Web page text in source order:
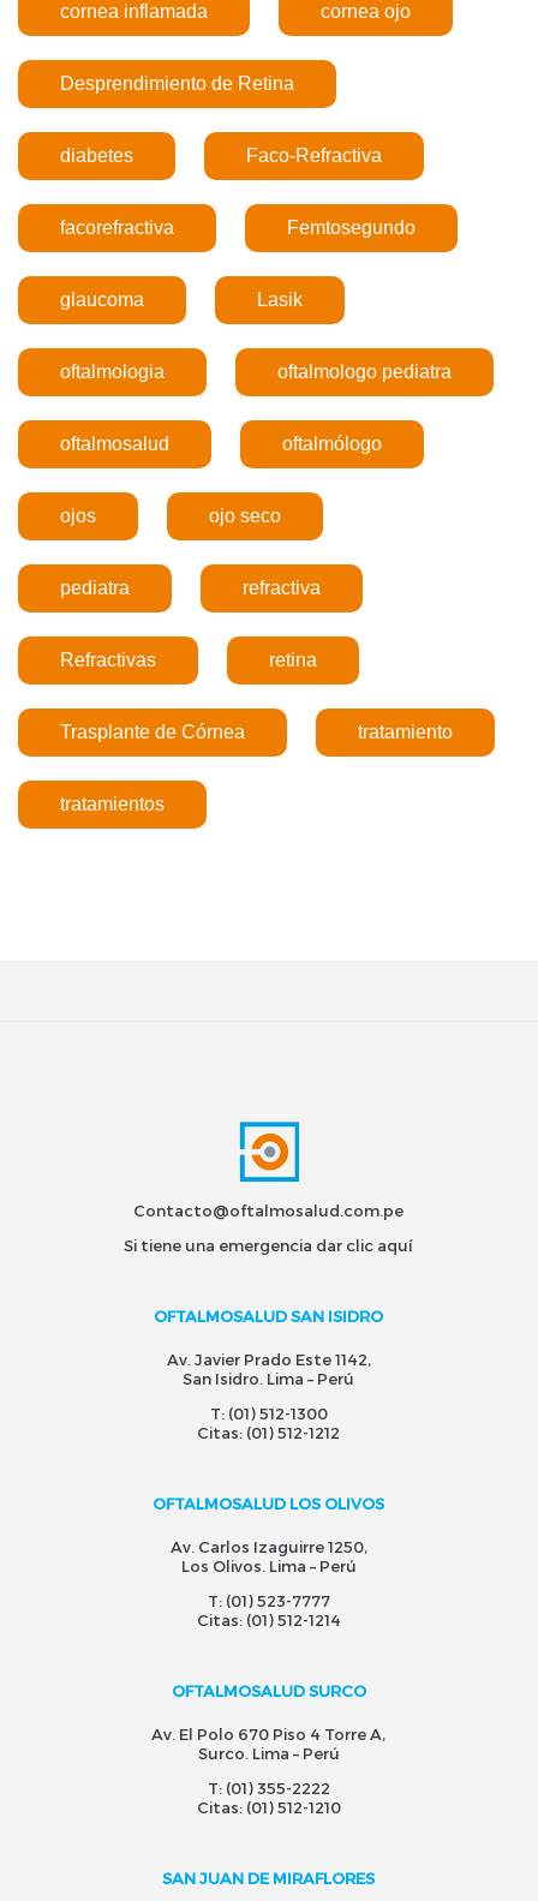
cornea inflamada cornea ojo
Desprendimiento de Retina
diabetes Faco-Refractiva
facorefractiva Femtosegundo
glaucoma Lasik
oftalmologia oftalmologo pediatra
oftalmosalud oftalmólogo
ojos ojo seco
pediatra refractiva
Refractivas retina
Trasplante de Córnea tratamiento
tratamientos
Contacto@oftalmosalud.com.pe
Si tiene una emergencia dar clic aquí
OFTALMOSALUD SAN ISIDRO
Av. Javier Prado Este 1142,
San Isidro. Lima – Perú
T: (01) 512-1300
Citas: (01) 512-1212
OFTALMOSALUD LOS OLIVOS
Av. Carlos Izaguirre 1250,
Los Olivos. Lima – Perú
T: (01) 523-7777
Citas: (01) 512-1214
OFTALMOSALUD SURCO
Av. El Polo 670 Piso 4 Torre A,
Surco. Lima – Perú
T: (01) 355-2222
Citas: (01) 512-1210
SAN JUAN DE MIRAFLORES